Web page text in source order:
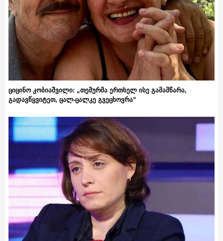
ციცინო კობიაშვილი: „თემურმა ერთხელ ისე გამამწარა,
გადავწყვიტეთ, ცალ-ცალკე გვეცხოვრა“